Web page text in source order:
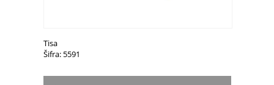
Tisa
Šifra: 5591